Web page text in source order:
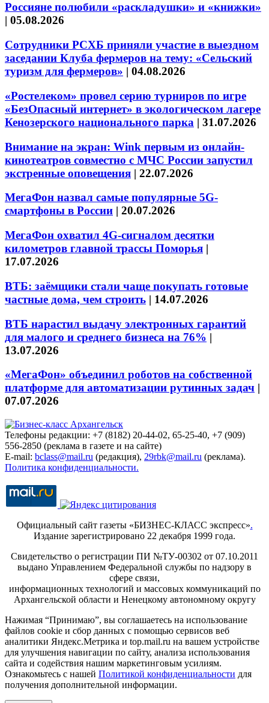
Россияне полюбили «раскладушки» и «книжки»
| 05.08.2026
Сотрудники РСХБ приняли участие в выездном
заседании Клуба фермеров на тему: «Сельский
туризм для фермеров» | 04.08.2026
«Ростелеком» провел серию турниров по игре
«БезОпасный интернет» в экологическом лагере
Кенозерского национального парка | 31.07.2026
Внимание на экран: Wink первым из онлайн-
кинотеатров совместно с МЧС России запустил
экстренные оповещения | 22.07.2026
МегаФон назвал самые популярные 5G-
смартфоны в России | 20.07.2026
МегаФон охватил 4G-сигналом десятки
километров главной трассы Поморья |
17.07.2026
ВТБ: заёмщики стали чаще покупать готовые
частные дома, чем строить | 14.07.2026
ВТБ нарастил выдачу электронных гарантий
для малого и среднего бизнеса на 76% |
13.07.2026
«МегаФон» объединил роботов на собственной
платформе для автоматизации рутинных задач |
07.07.2026
Телефоны редакции: +7 (8182) 20-44-02, 65-25-40, +7 (909)
556-2850 (реклама в газете и на сайте)
E-mail: bclass@mail.ru (редакция), 29rbk@mail.ru (реклама).
Политика конфиденциальности.
Официальный сайт газеты «БИЗНЕС-КЛАСС экспресс».
Издание зарегистрировано 22 декабря 1999 года.
Свидетельство о регистрации ПИ №ТУ-00302 от 07.10.2011
выдано Управлением Федеральной службы по надзору в
сфере связи,
информационных технологий и массовых коммуникаций по
Архангельской области и Ненецкому автономному округу
Нажимая “Принимаю”, вы соглашаетесь на использование
файлов cookie и сбор данных с помощью сервисов веб
аналитики Яндекс.Метрика и top.mail.ru на вашем устройстве
для улучшения навигации по сайту, анализа использования
сайта и содействия нашим маркетинговым усилиям.
Ознакомьтесь с нашей Политикой конфиденциальности для
получения дополнительной информации.